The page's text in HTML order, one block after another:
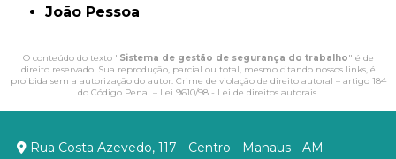
João Pessoa
O conteúdo do texto "Sistema de gestão de segurança do trabalho" é de
direito reservado. Sua reprodução, parcial ou total, mesmo citando nossos links, é
proibida sem a autorização do autor. Crime de violação de direito autoral – artigo 184
do Código Penal – Lei 9610/98 - Lei de direitos autorais.
Rua Costa Azevedo, 117 - Centro - Manaus - AM